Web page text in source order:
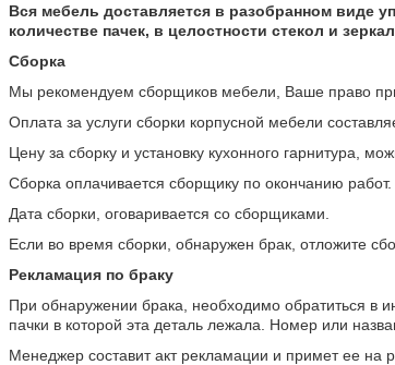
Вся мебель доставляется в разобранном виде
количестве пачек, в целостности стекол и
Сборка
Мы рекомендуем сборщиков мебели, Ваше право
Оплата за услуги сборки корпусной мебели
Цену за сборку и установку кухонного гарнитура,
Сборка оплачивается сборщику по окончанию работ.
Дата сборки, оговаривается со сборщиками.
Если во время сборки, обнаружен брак, отложите
Рекламация по браку
При обнаружении брака, необходимо обратиться в
пачки в которой эта деталь лежала. Номер или
Менеджер составит акт рекламации и примет ее на